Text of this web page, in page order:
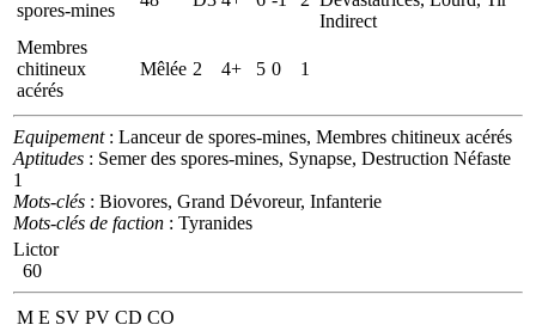
spores-mines
Indirect
Membres
chitineux
acérés
Mêlée 2 4+ 5 0 1
Equipement: Lanceur de spores-mines, Membres chitineux acérés
Aptitudes : Semer des spores-mines, Synapse, Destruction Néfaste
1
Mots-clés : Biovores, Grand Dévoreur, Infanterie
Mots-clés de faction : Tyranides
Lictor
60
M E SV PV CD CO